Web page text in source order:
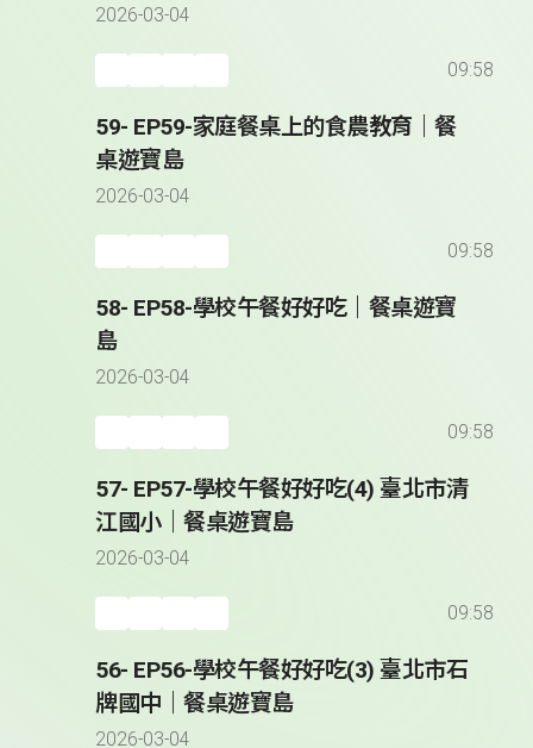
2026-03-04
09:58
59- EP59-家庭餐桌上的食農教育｜餐
桌遊寶島
2026-03-04
09:58
58- EP58-學校午餐好好吃｜餐桌遊寶
島
2026-03-04
09:58
57- EP57-學校午餐好好吃(4) 臺北市清
江國小｜餐桌遊寶島
2026-03-04
09:58
56- EP56-學校午餐好好吃(3) 臺北市石
牌國中｜餐桌遊寶島
2026-03-04